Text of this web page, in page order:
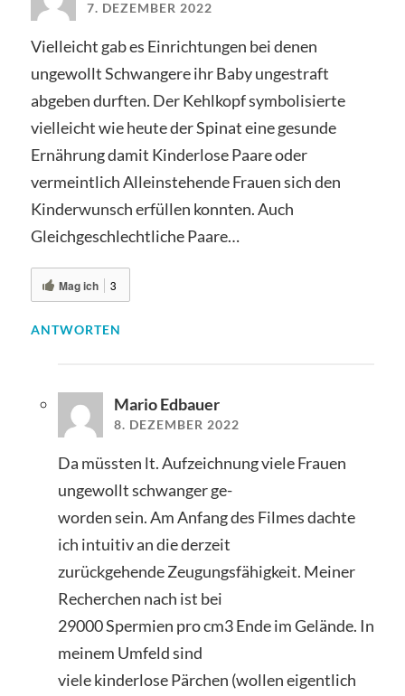
7. DEZEMBER 2022
Vielleicht gab es Einrichtungen bei denen
ungewollt Schwangere ihr Baby ungestraft
abgeben durften. Der Kehlkopf symbolisierte
vielleicht wie heute der Spinat eine gesunde
Ernährung damit Kinderlose Paare oder
vermeintlich Alleinstehende Frauen sich den
Kinderwunsch erfüllen konnten. Auch
Gleichgeschlechtliche Paare…
Mag ich 3
ANTWORTEN
Mario Edbauer
8. DEZEMBER 2022
Da müssten lt. Aufzeichnung viele Frauen
ungewollt schwanger ge-
worden sein. Am Anfang des Filmes dachte
ich intuitiv an die derzeit
zurückgehende Zeugungsfähigkeit. Meiner
Recherchen nach ist bei
29000 Spermien pro cm3 Ende im Gelände. In
meinem Umfeld sind
viele kinderlose Pärchen (wollen eigentlich